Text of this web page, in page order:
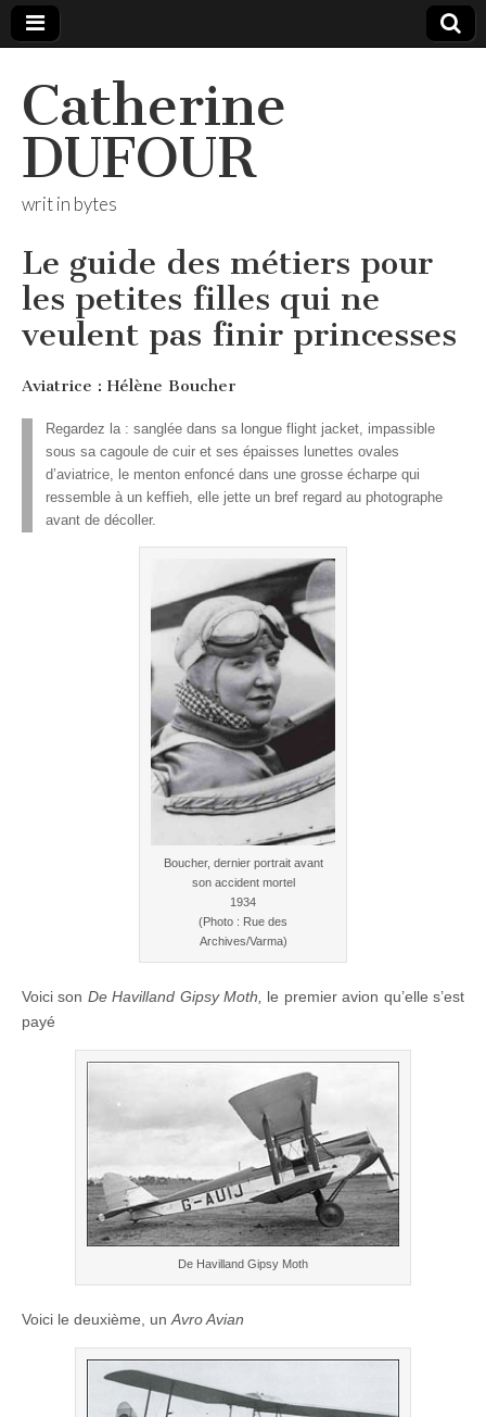
Catherine
DUFOUR
writ in bytes
Le guide des métiers pour
les petites filles qui ne
veulent pas finir princesses
Aviatrice : Hélène Boucher
Regardez la : sanglée dans sa longue flight jacket, impassible
sous sa cagoule de cuir et ses épaisses lunettes ovales
d’aviatrice, le menton enfoncé dans une grosse écharpe qui
ressemble à un keffieh, elle jette un bref regard au photographe
avant de décoller.
Boucher, dernier portrait avant
son accident mortel
1934
(Photo : Rue des
Archives/Varma)
Voici son De Havilland Gipsy Moth, le premier avion qu’elle s’est
payé
De Havilland Gipsy Moth
Voici le deuxième, un Avro Avian